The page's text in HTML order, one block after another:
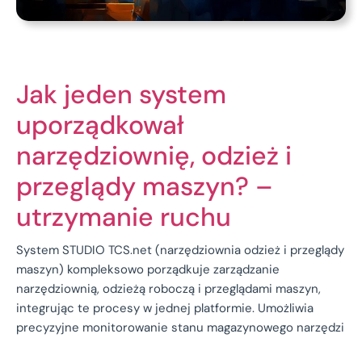
Jak jeden system
uporządkował
narzędziownię, odzież i
przeglądy maszyn? –
utrzymanie ruchu
System STUDIO TCS.net (narzędziownia odzież i przeglądy
maszyn) kompleksowo porządkuje zarządzanie
narzędziownią, odzieżą roboczą i przeglądami maszyn,
integrując te procesy w jednej platformie. Umożliwia
precyzyjne monitorowanie stanu magazynowego narzędzi